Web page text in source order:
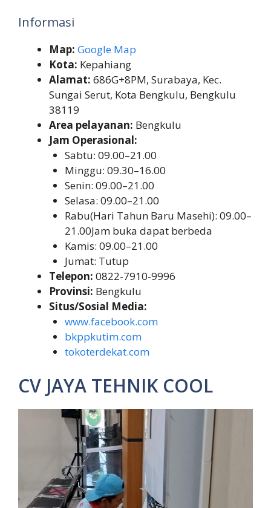
Informasi
Map: Google Map
Kota: Kepahiang
Alamat: 686G+8PM, Surabaya, Kec.
Sungai Serut, Kota Bengkulu, Bengkulu
38119
Area pelayanan: Bengkulu
Jam Operasional:
Sabtu: 09.00–21.00
Minggu: 09.30–16.00
Senin: 09.00–21.00
Selasa: 09.00–21.00
Rabu(Hari Tahun Baru Masehi): 09.00–
21.00Jam buka dapat berbeda
Kamis: 09.00–21.00
Jumat: Tutup
Telepon: 0822-7910-9996
Provinsi: Bengkulu
Situs/Sosial Media:
www.facebook.com
bkppkutim.com
tokoterdekat.com
CV JAYA TEHNIK COOL